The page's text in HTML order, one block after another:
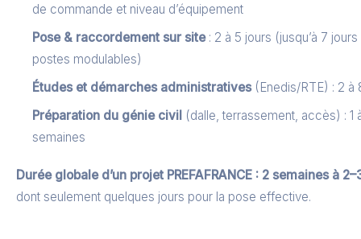
de commande et niveau d’équipement
Pose & raccordement sur site: 2 à 5 jours (jusqu’à 7
postes modulables)
Études et démarches administratives(Enedis/RTE) : 2 à
Préparation du génie civil (dalle, terrassement, accès) : 1
semaines
Durée globale d’un projet PREFAFRANCE : 2 semaines à
dont seulement quelques jours pour la pose effective.